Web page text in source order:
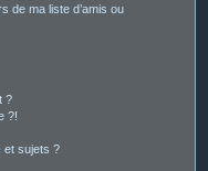
de ma liste d’amis ou
?
?!
et sujets ?